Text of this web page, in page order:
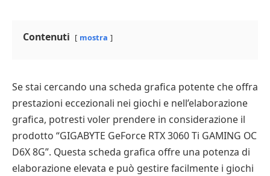
Contenuti mostra
Se stai cercando una scheda grafica potente che offra
prestazioni eccezionali nei giochi e nell’elaborazione
grafica, potresti voler prendere in considerazione il
prodotto “GIGABYTE GeForce RTX 3060 Ti GAMING OC
D6X 8G”. Questa scheda grafica offre una potenza di
elaborazione elevata e può gestire facilmente i giochi